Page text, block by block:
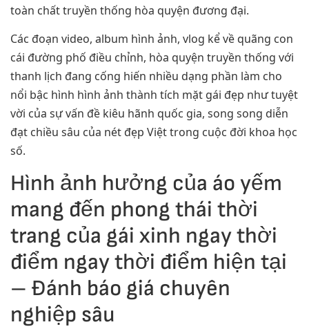
toàn chất truyền thống hòa quyện đương đại.
Các đoạn video, album hình ảnh, vlog kể về quãng con
cái đường phố điều chỉnh, hòa quyện truyền thống với
thanh lịch đang cống hiến nhiều dạng phần làm cho
nổi bậc hình hình ảnh thành tích mặt gái đẹp như tuyệt
vời của sự vấn đề kiêu hãnh quốc gia, song song diễn
đạt chiều sâu của nét đẹp Việt trong cuộc đời khoa học
số.
Hình ảnh hưởng của áo yếm
mang đến phong thái thời
trang của gái xinh ngay thời
điểm ngay thời điểm hiện tại
– Đánh báo giá chuyên
nghiệp sâu